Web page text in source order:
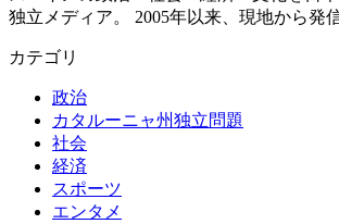
独立メディア。 2005年以来、現地から発信
カテゴリ
政治
カタルーニャ州独立問題
社会
経済
スポーツ
エンタメ